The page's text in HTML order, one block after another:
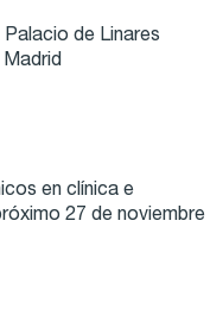
de Linares
Madrid
en clínica e
27 de noviembre